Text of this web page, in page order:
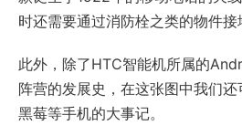
时还需要通过消防栓之类的物件接
此外，除了HTC智能机所属的
阵营的发展史，在这张图中我们还
黑莓等手机的大事记。